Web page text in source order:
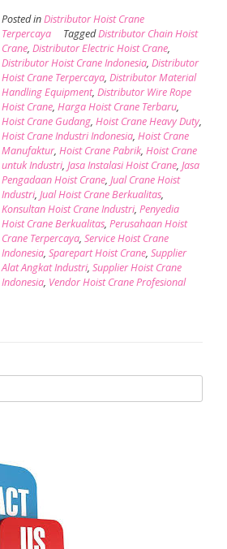
Posted inDistributor Hoist Crane
Terpercaya
TaggedDistributor Chain Hoist
Crane, Distributor Electric Hoist Crane,
Distributor Hoist Crane Indonesia, Distributor
Hoist Crane Terpercaya, Distributor Material
Handling Equipment, Distributor Wire Rope
Hoist Crane, Harga Hoist Crane Terbaru,
Hoist Crane Gudang, Hoist Crane Heavy Duty,
Hoist Crane Industri Indonesia, Hoist Crane
Manufaktur, Hoist Crane Pabrik, Hoist Crane
untuk Industri, Jasa Instalasi Hoist Crane, Jasa
Pengadaan Hoist Crane, Jual Crane Hoist
Industri, Jual Hoist Crane Berkualitas,
Konsultan Hoist Crane Industri, Penyedia
Hoist Crane Berkualitas, Perusahaan Hoist
Crane Terpercaya, Service Hoist Crane
Indonesia, Sparepart Hoist Crane, Supplier
Alat Angkat Industri, Supplier Hoist Crane
Indonesia, Vendor Hoist Crane Profesional